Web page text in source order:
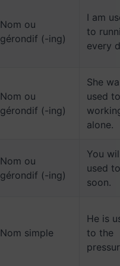
Nom ou
gérondif (-ing)
I am
to
every
Nom ou
gérondif (-ing)
She
used to
alone.
Nom ou
gérondif (-ing)
You
used
soon.
Nom simple
He is
to the